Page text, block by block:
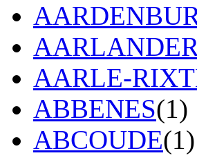
AARLE-
ABBENES(1)
ABCOUDE(1)